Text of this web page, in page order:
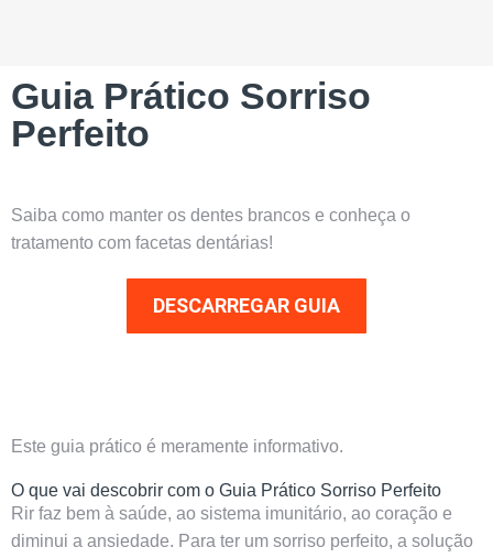
Guia Prático Sorriso
Perfeito
Saiba como manter os dentes brancos e conheça o
tratamento com facetas dentárias!
DESCARREGAR GUIA
Este guia prático é meramente informativo.
O que vai descobrir com o Guia Prático Sorriso Perfeito
Rir faz bem à saúde, ao sistema imunitário, ao coração e
diminui a ansiedade. Para ter um sorriso perfeito, a solução